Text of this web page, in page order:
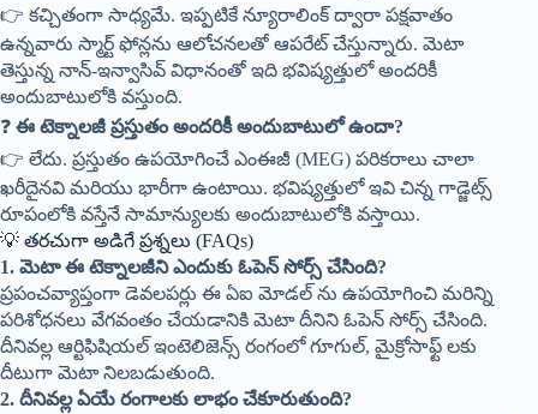
👉 కచ్చితంగా సాధ్యమే. ఇప్పటికే న్యూరాలింక్ ద్వారా పక్షవాతం
ఉన్నవారు స్మార్ట్ ఫోన్లను ఆలోచనలతో ఆపరేట్ చేస్తున్నారు. మెటా
తెస్తున్న నాన్-ఇన్వాసివ్ విధానంతో ఇది భవిష్యత్తులో అందరికీ
అందుబాటులోకి వస్తుంది.
❓ ఈ టెక్నాలజీ ప్రస్తుతం అందరికీ అందుబాటులో ఉందా?
👉 లేదు. ప్రస్తుతం ఉపయోగించే ఎంఈజీ (MEG) పరికరాలు చాలా
ఖరీదైనవి మరియు భారీగా ఉంటాయి. భవిష్యత్తులో ఇవి చిన్న గాడ్జెట్స్
రూపంలోకి వస్తేనే సామాన్యులకు అందుబాటులోకి వస్తాయి.
💡 తరచుగా అడిగే ప్రశ్నలు (FAQs)
1. మెటా ఈ టెక్నాలజీని ఎందుకు ఓపెన్ సోర్స్ చేసింది?
ప్రపంచవ్యాప్తంగా డెవలపర్లు ఈ ఏఐ మోడల్ ను ఉపయోగించి మరిన్ని
పరిశోధనలు వేగవంతం చేయడానికి మెటా దీనిని ఓపెన్ సోర్స్ చేసింది.
దీనివల్ల ఆర్టిఫిషియల్ ఇంటెలిజెన్స్ రంగంలో గూగుల్, మైక్రోసాఫ్ట్ లకు
దీటుగా మెటా నిలబడుతుంది.
2. దీనివల్ల ఏయే రంగాలకు లాభం చేకూరుతుంది?